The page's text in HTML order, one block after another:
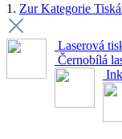
1. Zur Kategorie
Laserová
Černobílá